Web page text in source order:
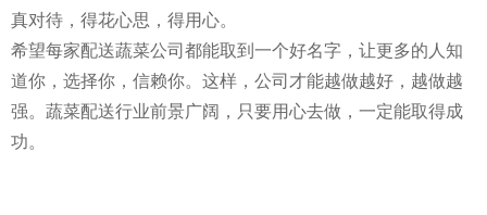
真对待，得花心思，得用心。
希望每家配送蔬菜公司都能取到一个好名字，让更多的人知
道你，选择你，信赖你。这样，公司才能越做越好，越做越
强。蔬菜配送行业前景广阔，只要用心去做，一定能取得成
功。